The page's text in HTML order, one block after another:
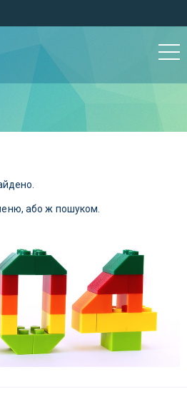
або ж пошуком.